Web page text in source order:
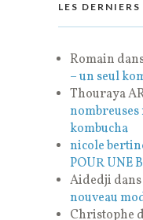
LES
Romain
– un seul
Thouraya
nombreuses
kombucha
nicole
POUR UNE
Aidedji dans
nouveau
Christophe